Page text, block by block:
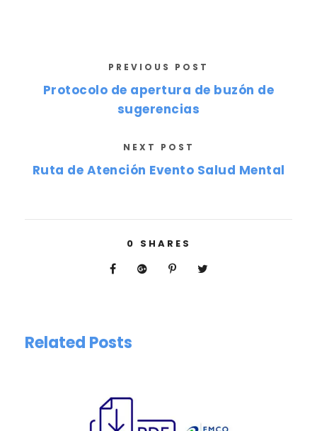
PREVIOUS POST
Protocolo de apertura de buzón de
sugerencias
NEXT POST
Ruta de Atención Evento Salud Mental
0 SHARES
Related Posts